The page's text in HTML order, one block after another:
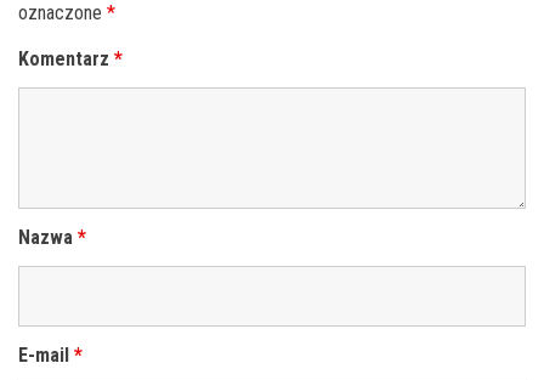
oznaczone *
Komentarz *
Nazwa *
E-mail *